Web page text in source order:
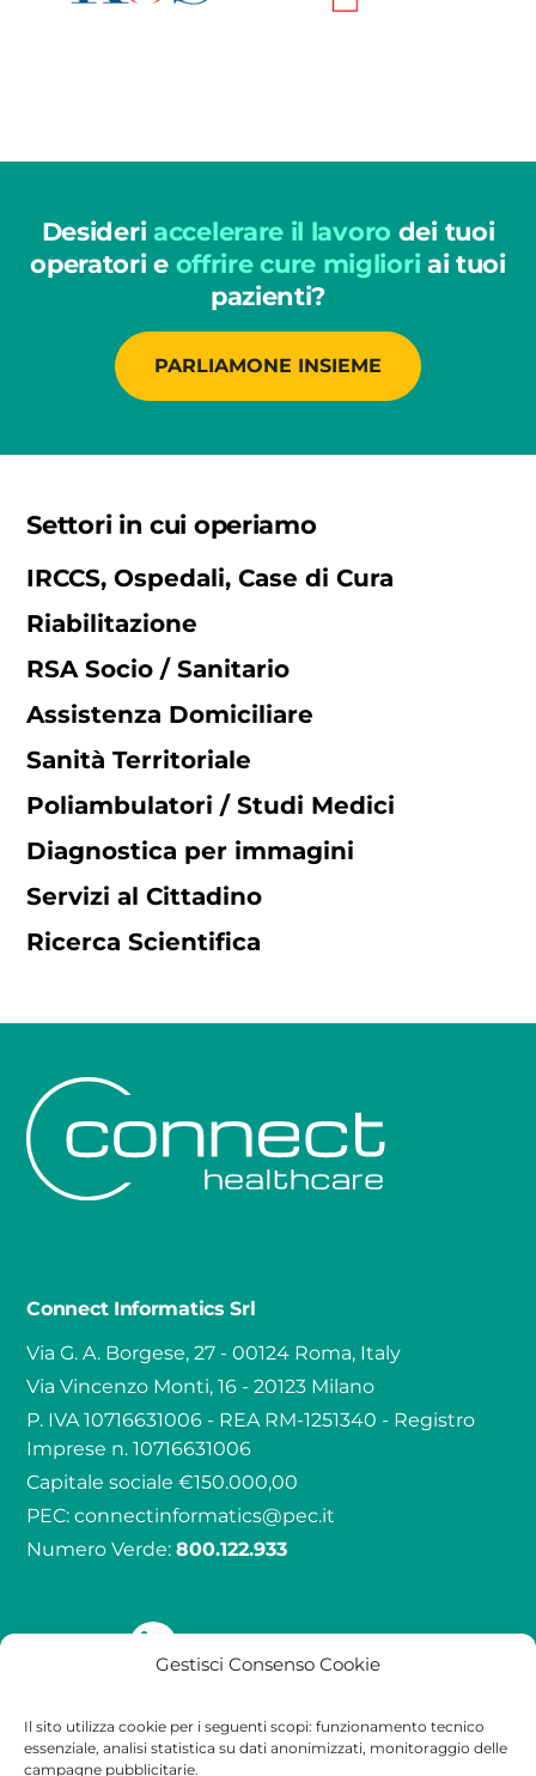
Gestisci Consenso Cookie
Il sito utilizza cookie per i seguenti scopi: funzionamento tecnico
essenziale, analisi statistica su dati anonimizzati, monitoraggio delle
campagne pubblicitarie.
Desideri accelerare il lavoro dei tuoi
operatori e offrire cure migliori ai tuoi
pazienti?
PARLIAMONE INSIEME
Settori in cui operiamo
IRCCS, Ospedali, Case di Cura
Riabilitazione
RSA Socio / Sanitario
Assistenza Domiciliare
Sanità Territoriale
Poliambulatori / Studi Medici
Diagnostica per immagini
Servizi al Cittadino
Ricerca Scientifica
Connect Informatics Srl
Via G. A. Borgese, 27 - 00124 Roma, Italy
Via Vincenzo Monti, 16 - 20123 Milano
P. IVA 10716631006 - REA RM-1251340 - Registro
Imprese n. 10716631006
Capitale sociale €150.000,00
PEC:connectinformatics@pec.it
Numero Verde:800.122.933
Qualità Contatti Legale